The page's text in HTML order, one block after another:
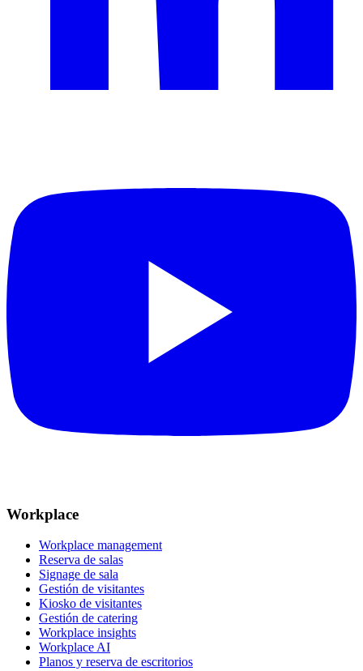
Workplace
Workplace management
Reserva de salas
Signage de sala
Gestión de visitantes
Kiosko de visitantes
Gestión de catering
Workplace insights
Workplace AI
Planos y reserva de escritorios